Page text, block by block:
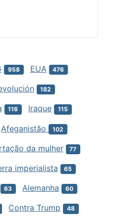
958 EUA 476
182
116 Iraque 115
Afeganistão 102
da mulher 77
imperialista 65
63 Alemanha 60
Contra Trump 48